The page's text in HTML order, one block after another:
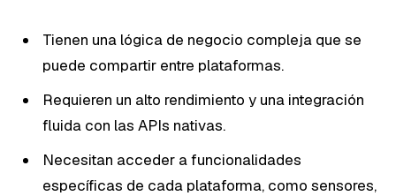
Tienen una lógica de negocio compleja que se
puede compartir entre plataformas.
Requieren un alto rendimiento y una integración
fluida con las APIs nativas.
Necesitan acceder a funcionalidades
específicas de cada plataforma, como sensores,